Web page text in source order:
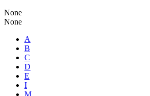
None
None
A
B
C
D
E
I
M